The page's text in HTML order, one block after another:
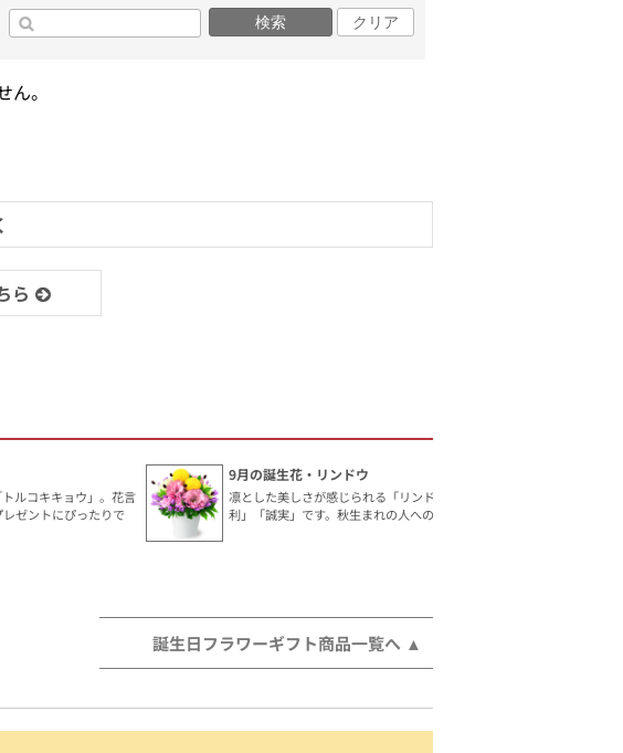
検索 クリア
。
ら
ルコキキョウ」。花言
ゼントにぴったりで
9月の誕生花・リンドウ
凛とした美しさが感じられる「リンドウ」。花言葉は「勝
利」「誠実」です。秋生まれの人へのギフトにおすすめ。
誕生日フラワーギフト商品一覧へ